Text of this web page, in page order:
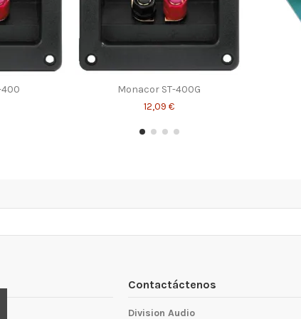
400
Monacor ST-400G
12,09 €
Contactáctenos
Division Audio